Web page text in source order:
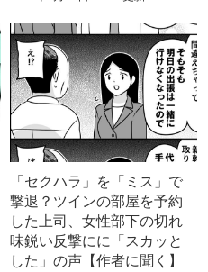
「セクハラ」を「ミス」で
撃退？ツインの部屋を予約
した上司、女性部下の切れ
味鋭い反撃にに「スカッと
した」の声【作者に聞く】